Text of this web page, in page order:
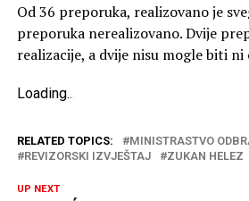
Od 36 preporuka, realizovano je
preporuka nerealizovano. Dvije
realizacije, a dvije nisu mogle biti ni
Loading..
RELATED TOPICS:
MINISTRASTVO
REVIZORSKI IZVJEŠTAJ
ZUKAN HELEZ
UP NEXT